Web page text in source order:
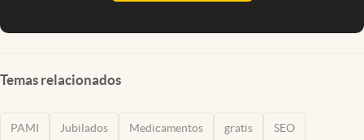
Temas relacionados
PAMI Jubilados Medicamentos gratis SEO